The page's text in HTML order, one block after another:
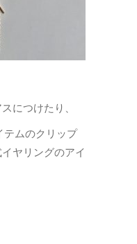
につけたり、
テムのクリップ
ヤリングのアイ